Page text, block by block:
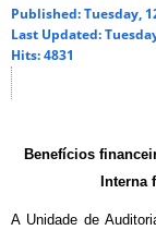
Published: Tuesday,
Last Updated:
Hits: 4831
Benefícios
Interna
A Unidade de